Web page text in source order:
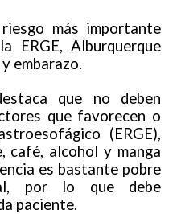
más importante
ERGE, Alburquerque
embarazo.
que no deben
que favorecen o
(ERGE),
café, alcohol y manga
es bastante pobre
por lo que debe
paciente.